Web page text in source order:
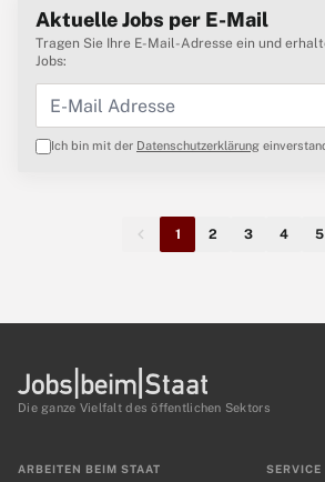
Aktuelle Jobs per E-Mail
Tragen Sie Ihre E-Mail-Adresse ein und
Jobs:
Ich bin mit der Datenschutzerklärung
1 2 3 4 5
Die ganze Vielfalt des öffentlichen Sektors
ARBEITEN BEIM STAAT SERVICE